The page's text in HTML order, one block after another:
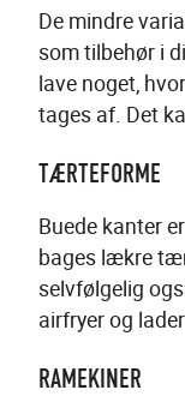
De mindre
som tilbehør i
lave noget,
tages af. Det
TÆRTEFORME
Buede kanter
bages lækre
selvfølgelig
airfryer og
RAMEKINER